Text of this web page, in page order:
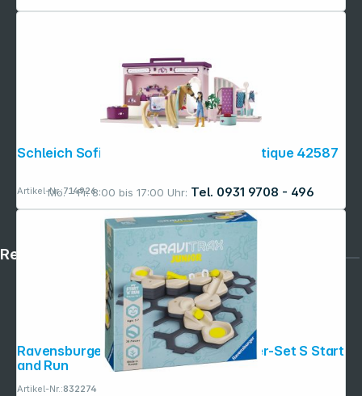
Mo. – Fr. 8:00 bis 17:00 Uhr: Tel. 0931 9708 - 496
Schleich Sofia's Beauties Pop-Up Boutique 42587
Artikel-Nr.:714926
Ravensburger GraviTrax Junior Starter-Set S Start
and Run
Artikel-Nr.:832274
Rechtliches